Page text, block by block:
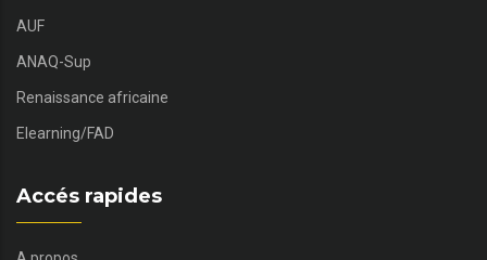
AUF
ANAQ-Sup
Renaissance africaine
Elearning/FAD
Accés rapides